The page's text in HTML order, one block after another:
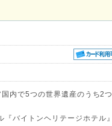
内で5つの世界遺産のうち2つ
バイトンヘリテージホテル』